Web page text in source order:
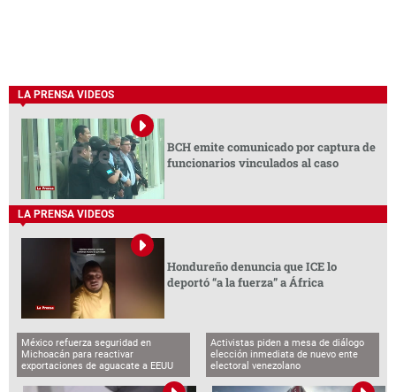
LA PRENSA VIDEOS
BCH emite comunicado por captura de
funcionarios vinculados al caso
LA PRENSA VIDEOS
Hondureño denuncia que ICE lo
deportó “a la fuerza” a África
México refuerza seguridad en
Michoacán para reactivar
exportaciones de aguacate a EEUU
Activistas piden a mesa de diálogo
elección inmediata de nuevo ente
electoral venezolano